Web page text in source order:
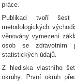
práce.
Publikaci tvoří šest
metodologických
věnovány vymezení
osob se zdravotním
statistických údajů.
Z hlediska vlastního
okruhy. První okruh